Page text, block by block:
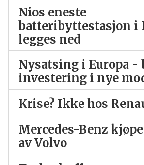
Nios eneste
batteribyttestasjon i
legges ned
Nysatsing i Europa -
investering i nye
Krise? Ikke hos
Mercedes-Benz
av Volvo